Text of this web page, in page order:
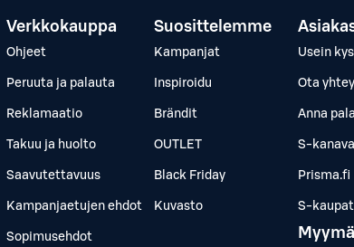
Verkkokauppa
Ohjeet
Peruuta ja palauta
Reklamaatio
Takuu ja huolto
Saavutettavuus
Kampanjaetujen ehdot
Sopimusehdot
Suosittelemme
Kampanjat
Inspiroidu
Brändit
OUTLET
Black Friday
Kuvasto
Usein
Ota
Anna
S-
Prisma.fi
S-